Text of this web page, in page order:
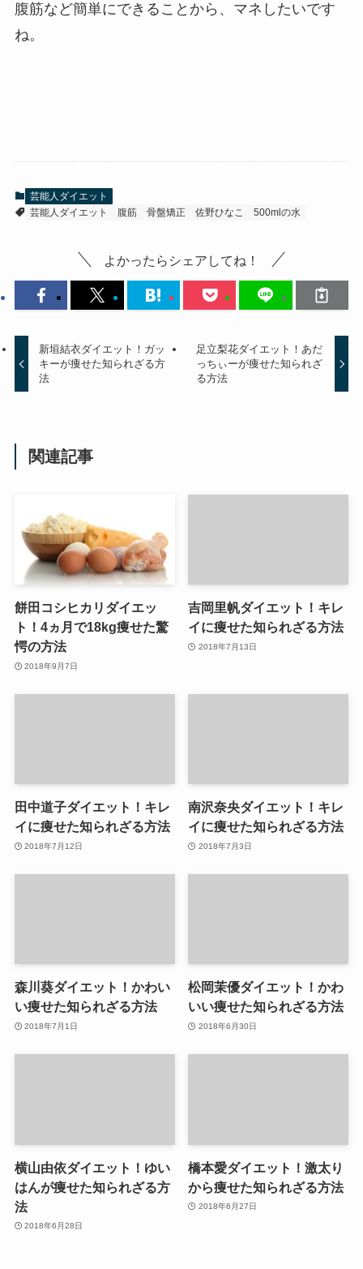
腹筋など簡単にできることから、マネしたいです
ね。
芸能人ダイエット
芸能人ダイエット
腹筋 骨盤矯正 佐野ひなこ 500mlの水
よかったらシェアしてね！
新垣結衣ダイエット！ガッ
キーが痩せた知られざる方
法
足立梨花ダイエット！あだ
っちぃーが痩せた知られざ
る方法
関連記事
餅田コシヒカリダイエッ
ト！4ヵ月で18kg痩せた驚
愕の方法
2018年9月7日
吉岡里帆ダイエット！キレ
イに痩せた知られざる方法
2018年7月13日
田中道子ダイエット！キレ
イに痩せた知られざる方法
2018年7月12日
南沢奈央ダイエット！キレ
イに痩せた知られざる方法
2018年7月3日
森川葵ダイエット！かわい
い痩せた知られざる方法
2018年7月1日
松岡茉優ダイエット！かわ
いい痩せた知られざる方法
2018年6月30日
横山由依ダイエット！ゆい
はんが痩せた知られざる方
法
2018年6月28日
橋本愛ダイエット！激太り
から痩せた知られざる方法
2018年6月27日